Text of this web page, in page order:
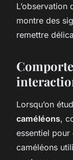
montre des
remettre
Lorsqu’on
caméléons,
essentiel
caméléons